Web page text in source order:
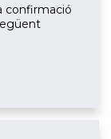
confirmació